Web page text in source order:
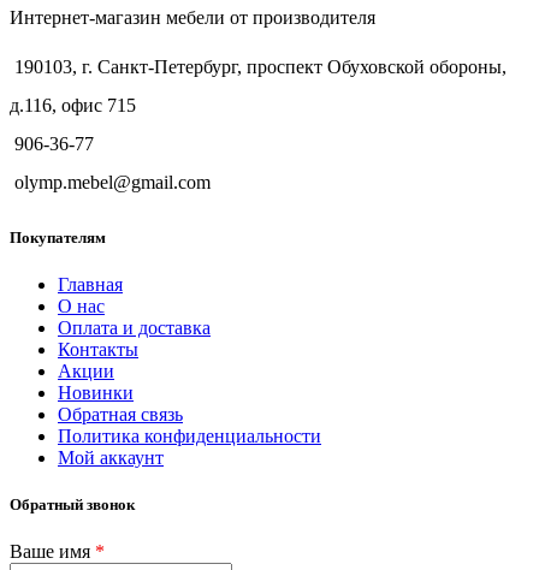
Интернет-магазин мебели от производителя
190103, г. Санкт-Петербург, проспект Обуховской обороны,
д.116, офис 715
906-36-77
olymp.mebel@gmail.com
Покупателям
Главная
О нас
Оплата и доставка
Контакты
Акции
Новинки
Обратная связь
Политика конфиденциальности
Мой аккаунт
Обратный звонок
Ваше имя *